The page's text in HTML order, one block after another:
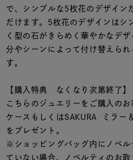
メンズ
リングサイズ
在庫 在庫ありのみ
で、シンプルな5枚花のデザイン
だけます。5枚花のデザインはシ
く型の石がきらめく華やかなデ
分やシーンによって付け替えら
す。
【購入特典 なくなり次第終了】
こちらのジュエリーをご購入のお
ケースもしくはSAKURA ミラー
をプレゼント。
※ショッピングバッグ内にノベル
ていない場合、ノベルティのお取